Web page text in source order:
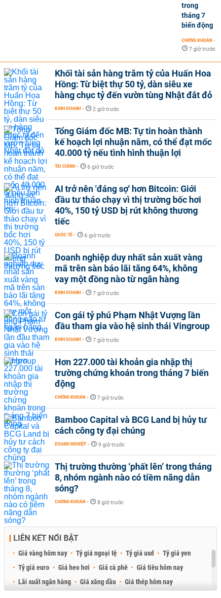
trong
tháng 7
biến động
CHỨNG KHOÁN -
7 giờ trước
Khối tài sản hàng trăm tỷ của Huấn Hoa
Hồng: Từ biệt thự 50 tỷ, dàn siêu xe
hàng chục tỷ đến vườn tùng Nhật đắt đỏ
KINH DOANH - 2 giờ trước
Tổng Giám đốc MB: Tự tin hoàn thành
kế hoạch lợi nhuận năm, có thể đạt mốc
40.000 tỷ nếu tình hình thuận lợi
TÀI CHÍNH - 6 giờ trước
AI trở nên 'đáng sợ' hơn Bitcoin: Giới
đầu tư tháo chạy vì thị trường bốc hơi
40%, 150 tỷ USD bị rút không thương
tiếc
QUỐC TẾ - 6 giờ trước
Doanh nghiệp duy nhất sản xuất vàng
mã trên sàn báo lãi tăng 64%, không
vay một đồng nào từ ngân hàng
KINH DOANH - 7 giờ trước
Con gái tỷ phú Phạm Nhật Vượng lần
đầu tham gia vào hệ sinh thái Vingroup
KINH DOANH - 7 giờ trước
Hơn 227.000 tài khoản gia nhập thị
trường chứng khoán trong tháng 7 biến
động
CHỨNG KHOÁN - 7 giờ trước
Bamboo Capital và BCG Land bị hủy tư
cách công ty đại chúng
DOANH NGHIỆP - 9 giờ trước
Thị trường thường ‘phất lên’ trong tháng
8, nhóm ngành nào có tiềm năng dẫn
sóng?
CHỨNG KHOÁN - 8 giờ trước
LIÊN KẾT NỔI BẬT
Giá vàng hôm nay Tỷ giá ngoại tệ Tỷ giá usd
Tỷ giá yen
Tỷ giá euro
Giá heo hơi Giá cà phê
Giá tiêu hôm nay
Lãi suất ngân hàng
Giá xăng dầu
Giá thép hôm nay